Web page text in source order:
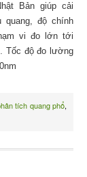
Bản giúp cải
độ chính
vi đo lớn tới
Tốc độ đo lường
tích quang phổ,